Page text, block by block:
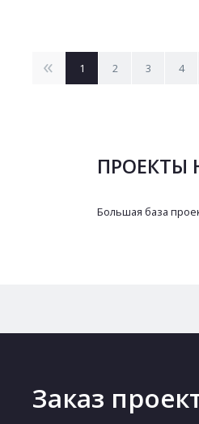
< 1 2 3 4
ПРОЕКТЫ
Большая база
Заказ